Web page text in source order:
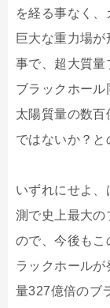
を経る事なく
巨大な重力場
事で、超大質量
ブラックホール
太陽質量の数
ではないか？と
いずれにせよ
測で史上最大の
ので、今後もこ
ラックホール
量327億倍のブ